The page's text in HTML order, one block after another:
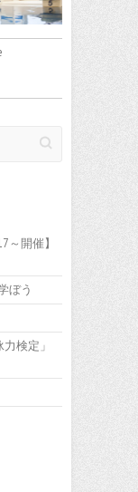
～開催】
ぼう
検定」